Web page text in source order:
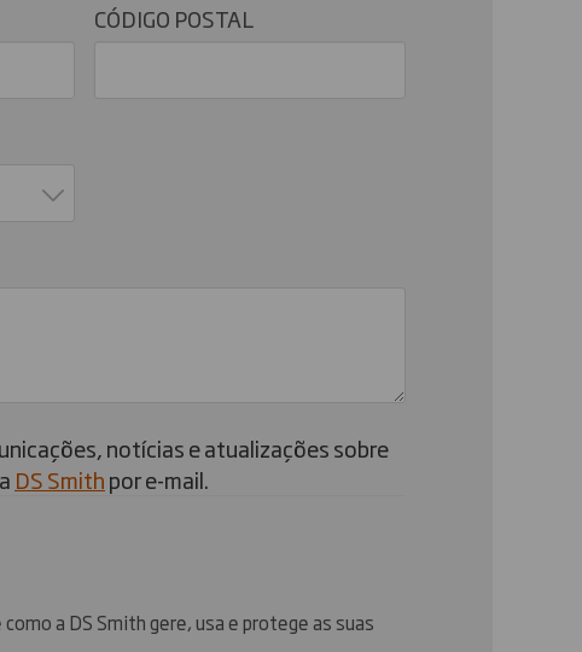
CÓDIGO POSTAL
notícias e atualizações sobre
DS Smithpor e-mail.
a DS Smith gere, usa e protege as suas